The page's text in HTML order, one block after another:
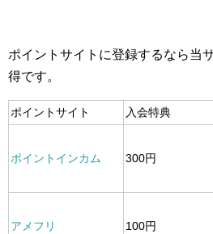
ポイントサイトに登録するなら当
得です。
ポイントサイト 入会特典
ポイントインカム 300円
アメフリ 100円